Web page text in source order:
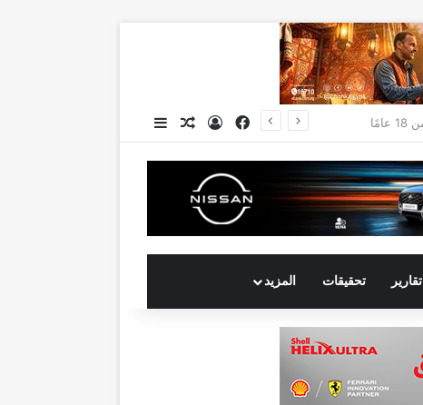
فيسبوكتسجيل الدخول
مقال عشوائي
إضافة عمود جانبي
تقارير تحقيقات المزيد